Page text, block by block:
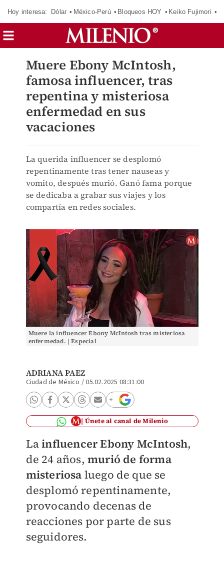
Hoy interesa: Dólar México-Perú Bloqueos HOY Keiko Fujimori
Muere Ebony McIntosh,
famosa influencer, tras
repentina y misteriosa
enfermedad en sus
vacaciones
La querida influencer se desplomó
repentinamente tras tener nauseas y
vomito, después murió. Ganó fama porque
se dedicaba a grabar sus viajes y los
compartía en redes sociales.
Muere la influencer Ebony McIntosh tras misteriosa
enfermedad. | Especial
ADRIANA PAEZ
Ciudad de México /05.02.2025 08:31:00
Únete al canal de Milenio
LainfluencerEbony McIntosh,
de 24 años, murió de forma
misteriosa luego de que se
desplomó repentinamente,
provocando decenas de
reacciones por parte de sus
seguidores.